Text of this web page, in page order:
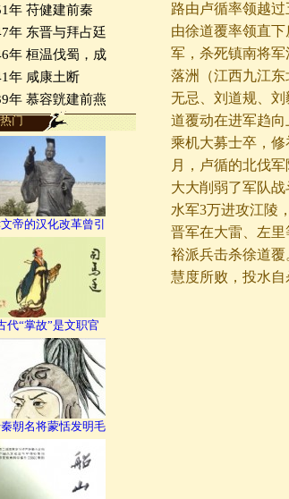
年 苻健建前秦
年 东晋与拜占廷
年 桓温伐蜀，成
年 咸康土断
年 慕容皝建前燕
门
帝的汉化改革曾引
代“掌故”是文职官
朝名将蒙恬发明毛
路由卢循率领越
由徐道覆率领直
军，杀死镇南将
落洲（江西九江
无忌、刘道规、
道覆动在进军趋
乘机大募士卒，
月，卢循的北伐
大大削弱了军队
水军3万进攻江陵
晋军在大雷、左
裕派兵击杀徐道
慧度所败，投水自